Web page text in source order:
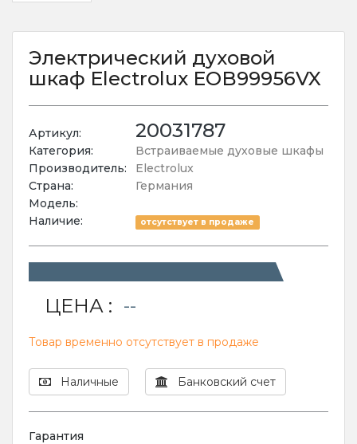
Электрический духовой
шкаф Electrolux EOB99956VX
Артикул: 20031787
Категория:
Встраиваемые духовые шкафы
Производитель:
Electrolux
Страна:
Германия
Модель:
Наличие:
отсутствует в продаже
ЦЕНА : --
Товар временно отсутствует в продаже
Наличные Банковский счет
Гарантия